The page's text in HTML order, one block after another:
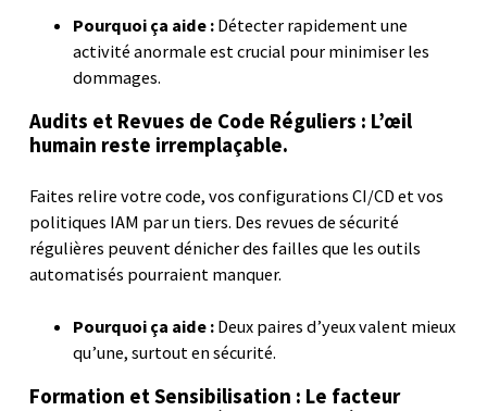
Pourquoi ça aide : Détecter rapidement une
activité anormale est crucial pour minimiser les
dommages.
Audits et Revues de Code Réguliers : L’œil
humain reste irremplaçable.
Faites relire votre code, vos configurations CI/CD et vos
politiques IAM par un tiers. Des revues de sécurité
régulières peuvent dénicher des failles que les outils
automatisés pourraient manquer.
Pourquoi ça aide : Deux paires d’yeux valent mieux
qu’une, surtout en sécurité.
Formation et Sensibilisation : Le facteur